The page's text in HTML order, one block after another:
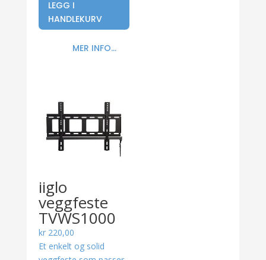
LEGG I
HANDLEKURV
MER INFO...
iiglo
veggfeste
TVWS1000
kr220,00
Et enkelt og solid